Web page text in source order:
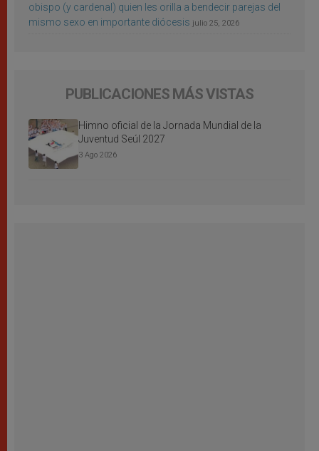
obispo (y cardenal) quien les orilla a bendecir parejas del
mismo sexo en importante diócesis julio 25, 2026
PUBLICACIONES MÁS VISTAS
Himno oficial de la Jornada Mundial de la
Juventud Seúl 2027
3 Ago 2026